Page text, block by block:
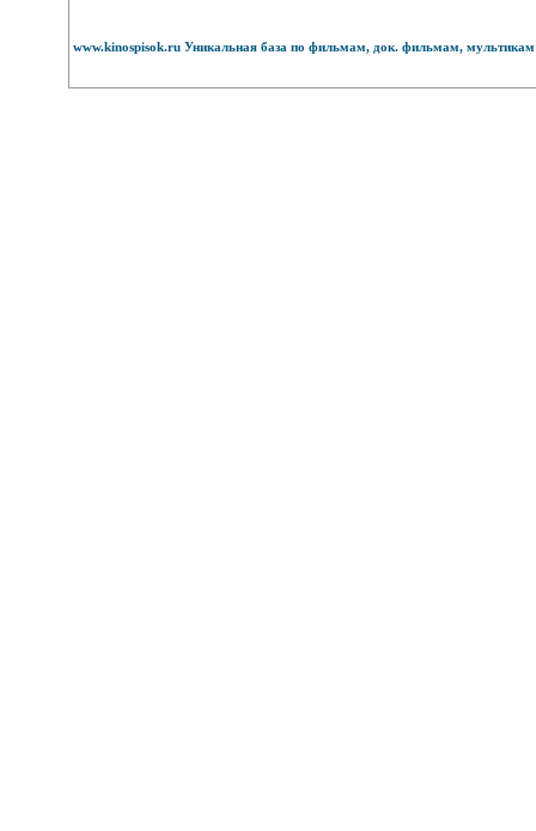
www.kinospisok.ru Уникальная база по фильмам, док. фильмам,